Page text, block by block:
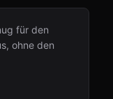
für den
ohne den